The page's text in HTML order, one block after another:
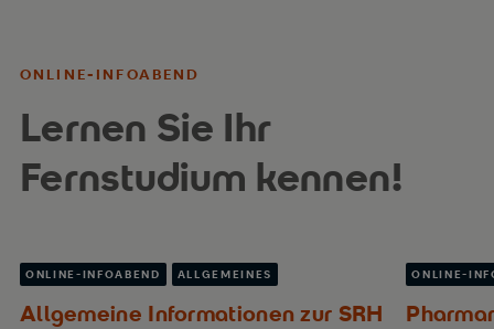
ONLINE-INFOABEND
Lernen Sie Ihr
Fernstudium kennen!
ONLINE-INFOABEND ALLGEMEINES
Allgemeine Informationen zur SRH
ONLINE-